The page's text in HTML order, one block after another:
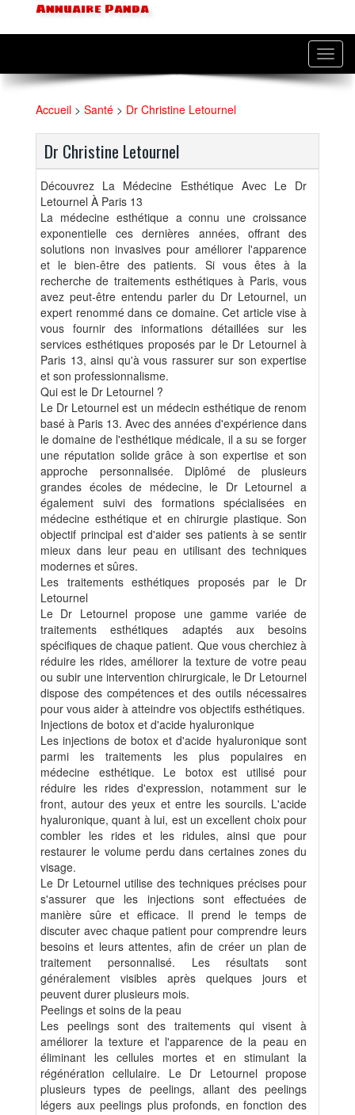
Annuaire Panda
Accueil > Santé > Dr Christine Letournel
Dr Christine Letournel
Découvrez La Médecine Esthétique Avec Le Dr
Letournel À Paris 13
La médecine esthétique a connu une croissance
exponentielle ces dernières années, offrant des
solutions non invasives pour améliorer l'apparence
et le bien-être des patients. Si vous êtes à la
recherche de traitements esthétiques à Paris, vous
avez peut-être entendu parler du Dr Letournel, un
expert renommé dans ce domaine. Cet article vise à
vous fournir des informations détaillées sur les
services esthétiques proposés par le Dr Letournel à
Paris 13, ainsi qu'à vous rassurer sur son expertise
et son professionnalisme.
Qui est le Dr Letournel ?
Le Dr Letournel est un médecin esthétique de renom
basé à Paris 13. Avec des années d'expérience dans
le domaine de l'esthétique médicale, il a su se forger
une réputation solide grâce à son expertise et son
approche personnalisée. Diplômé de plusieurs
grandes écoles de médecine, le Dr Letournel a
également suivi des formations spécialisées en
médecine esthétique et en chirurgie plastique. Son
objectif principal est d'aider ses patients à se sentir
mieux dans leur peau en utilisant des techniques
modernes et sûres.
Les traitements esthétiques proposés par le Dr
Letournel
Le Dr Letournel propose une gamme variée de
traitements esthétiques adaptés aux besoins
spécifiques de chaque patient. Que vous cherchiez à
réduire les rides, améliorer la texture de votre peau
ou subir une intervention chirurgicale, le Dr Letournel
dispose des compétences et des outils nécessaires
pour vous aider à atteindre vos objectifs esthétiques.
Injections de botox et d'acide hyaluronique
Les injections de botox et d'acide hyaluronique sont
parmi les traitements les plus populaires en
médecine esthétique. Le botox est utilisé pour
réduire les rides d'expression, notamment sur le
front, autour des yeux et entre les sourcils. L'acide
hyaluronique, quant à lui, est un excellent choix pour
combler les rides et les ridules, ainsi que pour
restaurer le volume perdu dans certaines zones du
visage.
Le Dr Letournel utilise des techniques précises pour
s'assurer que les injections sont effectuées de
manière sûre et efficace. Il prend le temps de
discuter avec chaque patient pour comprendre leurs
besoins et leurs attentes, afin de créer un plan de
traitement personnalisé. Les résultats sont
généralement visibles après quelques jours et
peuvent durer plusieurs mois.
Peelings et soins de la peau
Les peelings sont des traitements qui visent à
améliorer la texture et l'apparence de la peau en
éliminant les cellules mortes et en stimulant la
régénération cellulaire. Le Dr Letournel propose
plusieurs types de peelings, allant des peelings
légers aux peelings plus profonds, en fonction des